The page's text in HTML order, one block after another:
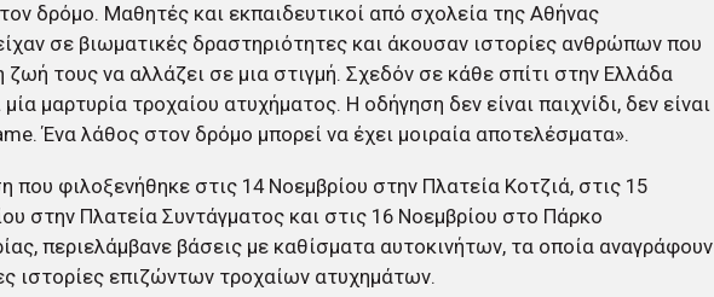
δρόμο. Μαθητές και εκπαιδευτικοί από σχολεία της Αθήνας
σε βιωματικές δραστηριότητες και άκουσαν ιστορίες ανθρώπων που
ζωή τους να αλλάζει σε μια στιγμή. Σχεδόν σε κάθε σπίτι στην Ελλάδα
μία μαρτυρία τροχαίου ατυχήματος. Η οδήγηση δεν είναι παιχνίδι, δεν είναι
Ένα λάθος στον δρόμο μπορεί να έχει μοιραία αποτελέσματα».
που φιλοξενήθηκε στις 14 Νοεμβρίου στην Πλατεία Κοτζιά, στις 15
στην Πλατεία Συντάγματος και στις 16 Νοεμβρίου στο Πάρκο
περιελάμβανε βάσεις με καθίσματα αυτοκινήτων, τα οποία αναγράφουν
ιστορίες επιζώντων τροχαίων ατυχημάτων.